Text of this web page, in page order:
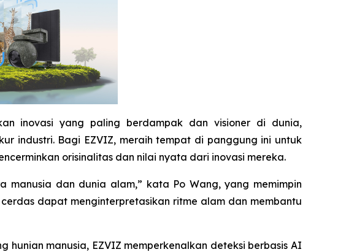
inovasi yang paling berdampak dan visioner di dunia,
industri. Bagi EZVIZ, meraih tempat di panggung ini untuk
orisinalitas dan nilai nyata dari inovasi mereka.
manusia dan dunia alam,” kata Po Wang, yang memimpin
dapat menginterpretasikan ritme alam dan membantu
manusia, EZVIZ memperkenalkan deteksi berbasis AI